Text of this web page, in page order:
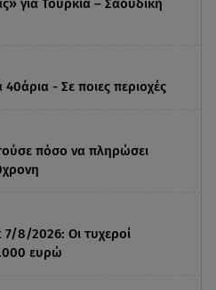
για Τουρκία – Σαουδική
- Σε ποιες περιοχές
πόσο να πληρώσει
8/2026: Οι τυχεροί
ευρώ